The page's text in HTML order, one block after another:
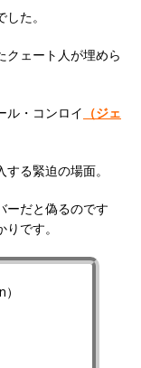
た。
クェート人が埋めら
ル・コンロイ （ジェ
る緊迫の場面。
ーだと偽るのです
です。